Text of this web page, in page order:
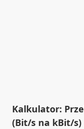
Kalkulator:
(Bit/s na kBit/s)